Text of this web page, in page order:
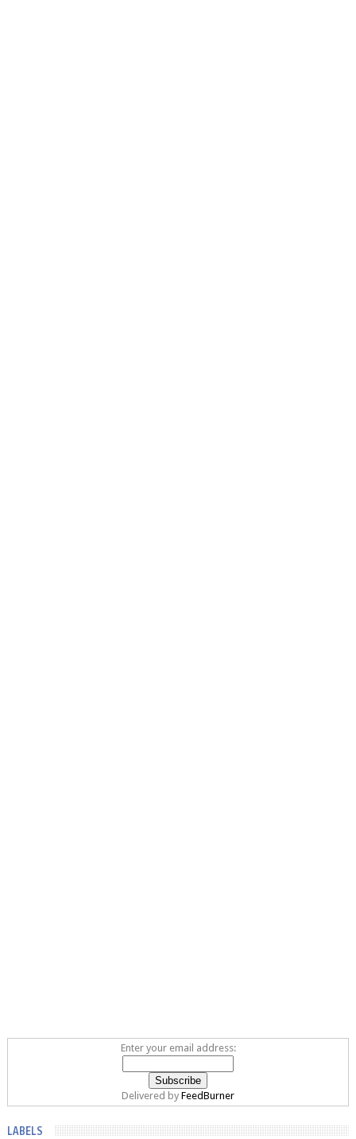
Enter your email address:
Delivered by FeedBurner
LABELS